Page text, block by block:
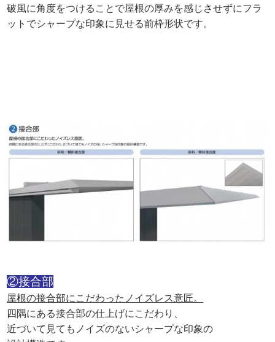
破風に角度をつけることで屋根の厚みを感じさせずにフラ
ットでシャープな印象に見せる前枠形状です。
②接合部
屋根の接合部にこだわったノイズレス意匠。
四隅にある接合部の仕上げにこだわり、
近づいて見てもノイズのないシャープな印象の